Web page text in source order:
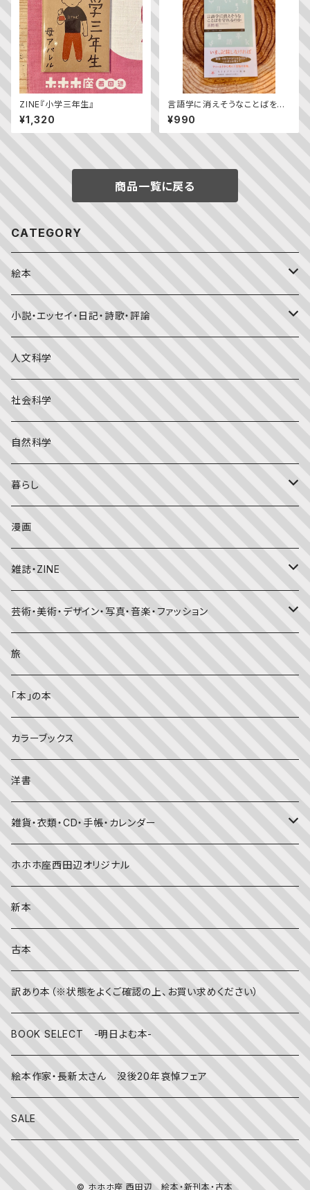
ZINE『小学三年生』
¥1,320
言語学に消えそうなことばを守
れるのか／吉岡乾
¥990
商品一覧に戻る
CATEGORY
絵本
福音館書店月刊誌
こどものとも0.1.2
こどものとも年少版
かがくのとも
その他の月刊誌
おはなしプーカ
チャイルドブックアップル（2・3歳～）
日本の絵本
外国の絵本
昔話・民話
日本の昔話・民話
外国の昔話・民話
おばけ・妖怪・こわい絵本
のりもの絵本
知識の本・図鑑
理科
料理・食育
英語
しかけ絵本
児童書
大人の方に
季節・行事の絵本
春
夏
赤ちゃん（０・１・２歳向け）絵本
文字のない絵本
英語の絵本
写真絵本
小説・エッセイ・日記・詩歌・評論
日本文学
詩・短歌・俳句・ことば
評論
エッセイ・日記
海外文学
人文科学
社会科学
自然科学
暮らし
食・料理
住まい・インテリア
体・健康
趣味
ライフスタイル・生き方
子育て
漫画
雑誌・ZINE
雑誌
ZINE
芸術・美術・デザイン・写真・音楽・ファッション
美術・画集・図録
音楽
写真集
デザイン
ファッション
映画
伝統文化・技法
旅
「本」の本
カラーブックス
洋書
雑貨・衣類・CD・手帳・カレンダー
靴下
日記・手帳
CD
文房具
その他
ホホホ座西田辺オリジナル
新本
古本
訳あり本（※状態をよくご確認の上、お買い求めください）
BOOK SELECT -明日よむ本-
絵本作家・長新太さん 没後20年哀悼フェア
SALE
© ホホホ座 西田辺 絵本・新刊本・古本